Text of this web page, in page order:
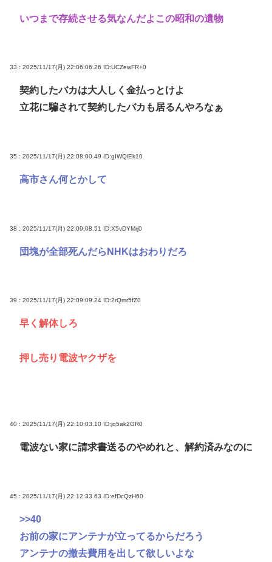
いつまで存続させる気なんだよこの昭和の遺物
33 : 2025/11/17(月) 22:06:06.26 ID:UCZewFR+0
契約したバカは大人しく金払っとけよ
立花に騙されて契約したバカも居るんやろなぁ
35 : 2025/11/17(月) 22:08:00.49 ID:gIWQlEk10
高市さん何とかして
38 : 2025/11/17(月) 22:09:08.51 ID:X5vDYMrj0
団塊が全部死んだらNHKはおわりだろ
39 : 2025/11/17(月) 22:09:09.24 ID:2rQmr5fZ0
早く解体しろ
押し売り電波ヤクザを
40 : 2025/11/17(月) 22:10:03.10 ID:jq5ak2GR0
電波ない家に請求書送るのやめれと、解約済みなのに
45 : 2025/11/17(月) 22:12:33.63 ID:efDcQzH60
>>40
お前の家にアンテナが立ってるからだろう
アンテナの撤去費用を出して欲しいよな